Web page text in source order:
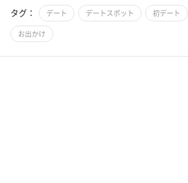
タグ： デート デートスポット 初デート
お出かけ